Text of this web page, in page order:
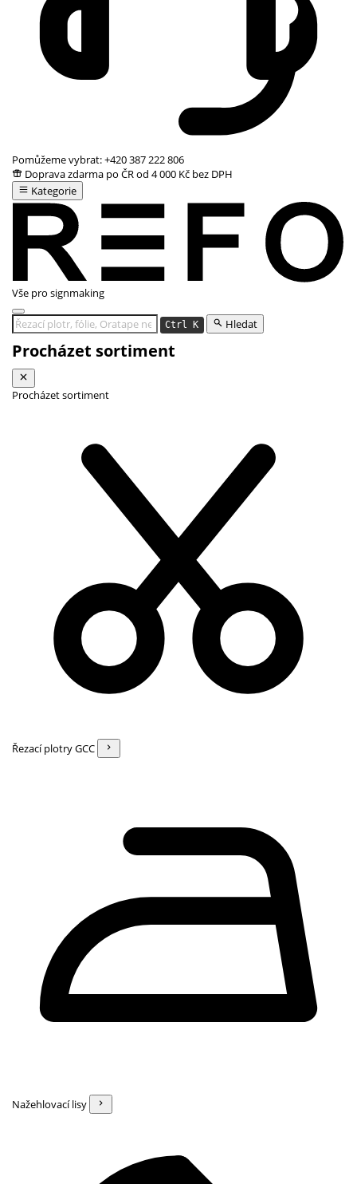
Pomůžeme vybrat:+420 387 222 806
Doprava zdarma po ČR od 4 000 Kč bez DPH
Kategorie
Vše pro signmaking
Ctrl K Hledat
Procházet sortiment
Procházet sortiment
Řezací plotry GCC
Nažehlovací lisy